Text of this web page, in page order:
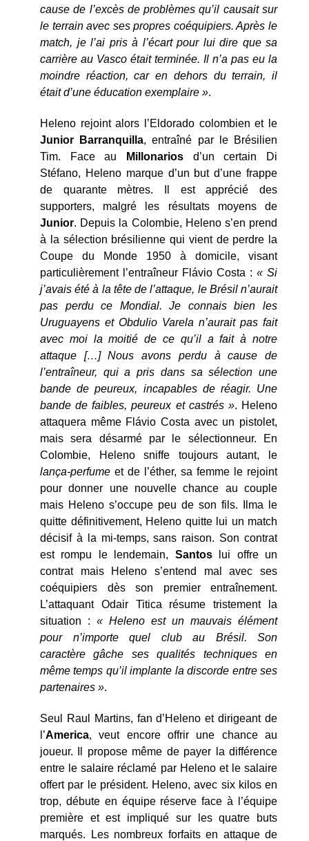
cause de l’excès de problèmes qu’il causait sur
le terrain avec ses propres coéquipiers. Après le
match, je l’ai pris à l’écart pour lui dire que sa
carrière au Vasco était terminée. Il n’a pas eu la
moindre réaction, car en dehors du terrain, il
était d’une éducation exemplaire ».
Heleno rejoint alors l’Eldorado colombien et le
Junior Barranquilla, entraîné par le Brésilien
Tim. Face au
Millonarios d’un certain Di
Stéfano, Heleno marque d’un but d’une frappe
de quarante mètres. Il est apprécié des
supporters, malgré les résultats moyens de
Junior. Depuis la Colombie, Heleno s’en prend
à la sélection brésilienne qui vient de perdre la
Coupe du Monde 1950 à domicile, visant
particulièrement l’entraîneur Flávio Costa : « Si
j’avais été à la tête de l’attaque, le Brésil n’aurait
pas perdu ce Mondial. Je connais bien les
Uruguayens et Obdulio Varela n’aurait pas fait
avec moi la moitié de ce qu’il a fait à notre
attaque […] Nous avons perdu à cause de
l’entraîneur, qui a pris dans sa sélection une
bande de peureux, incapables de réagir. Une
bande de faibles, peureux et castrés ». Heleno
attaquera même Flávio Costa avec un pistolet,
mais sera désarmé par le sélectionneur. En
Colombie, Heleno sniffe toujours autant, le
lança-perfume et de l’éther, sa femme le rejoint
pour donner une nouvelle chance au couple
mais Heleno s’occupe peu de son fils. Ilma le
quitte définitivement, Heleno quitte lui un match
décisif à la mi-temps, sans raison. Son contrat
est rompu le lendemain, Santoslui offre un
contrat mais Heleno s’entend mal avec ses
coéquipiers dès son premier entraînement.
L’attaquant Odair Titica résume tristement la
situation : « Heleno est un mauvais élément
pour n’importe quel club au Brésil. Son
caractère gâche ses qualités techniques en
même temps qu’il implante la discorde entre ses
partenaires ».
Seul Raul Martins, fan d’Heleno et dirigeant de
l’America, veut encore offrir une chance au
joueur. Il propose même de payer la différence
entre le salaire réclamé par Heleno et le salaire
offert par le président. Heleno, avec six kilos en
trop, débute en équipe réserve face à l’équipe
première et est impliqué sur les quatre buts
marqués. Les nombreux forfaits en attaque de